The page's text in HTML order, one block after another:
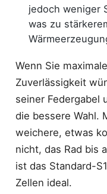
jedoch weniger
was zu
Wenn Sie
Zuverlässigkeit
seiner Federgabel
die bessere Wahl.
weichere, etwas
nicht, das Rad bis
ist das Standard-
Zellen ideal.